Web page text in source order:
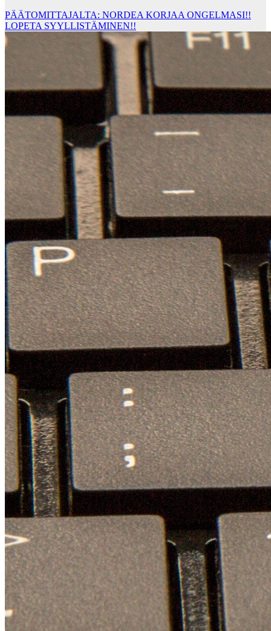
PÄÄTOMITTAJALTA: NORDEA KORJAA ONGELMASI!!
LOPETA SYYLLISTÄMINEN!!